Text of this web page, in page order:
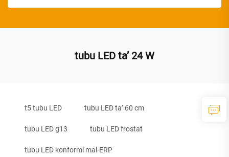
tubu LED ta’ 24 W
t5 tubu LED tubu LED ta’ 60 cm
tubu LED g13 tubu LED frostat
tubu LED konformi mal-ERP